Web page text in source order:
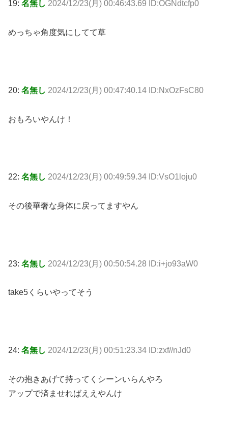
19: 名無し 2024/12/23(月) 00:46:43.69 ID:OGNdtcfp0
めっちゃ角度気にしてて草
20: 名無し 2024/12/23(月) 00:47:40.14 ID:NxOzFsC80
おもろいやんけ！
22: 名無し 2024/12/23(月) 00:49:59.34 ID:VsO1loju0
その後華奢な身体に戻ってますやん
23: 名無し 2024/12/23(月) 00:50:54.28 ID:i+jo93aW0
take5くらいやってそう
24: 名無し 2024/12/23(月) 00:51:23.34 ID:zxf//nJd0
その抱きあげて持ってくシーンいらんやろ
アップで済ませればええやんけ